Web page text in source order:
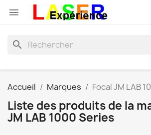

search
Accueil Marques Focal JM LAB
Liste des produits de la
JM LAB 1000 Series